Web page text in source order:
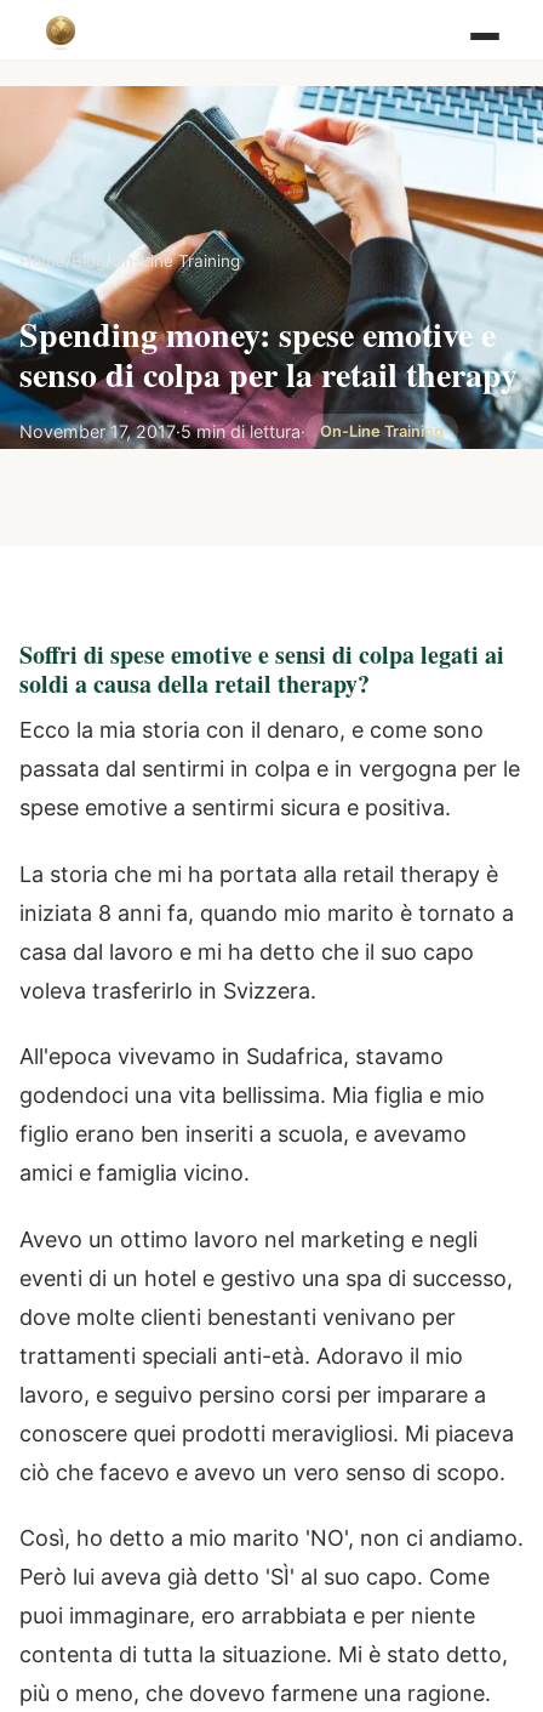
Home Blog On-Line Training
Spending money: spese emotive e
senso di colpa per la retail therapy
November 17, 2017·5 min di lettura· On-Line Training
Soffri di spese emotive e sensi di colpa legati ai
soldi a causa della retail therapy?
Ecco la mia storia con il denaro, e come sono
passata dal sentirmi in colpa e in vergogna per le
spese emotive a sentirmi sicura e positiva.
La storia che mi ha portata alla retail therapy è
iniziata 8 anni fa, quando mio marito è tornato a
casa dal lavoro e mi ha detto che il suo capo
voleva trasferirlo in Svizzera.
All'epoca vivevamo in Sudafrica, stavamo
godendoci una vita bellissima. Mia figlia e mio
figlio erano ben inseriti a scuola, e avevamo
amici e famiglia vicino.
Avevo un ottimo lavoro nel marketing e negli
eventi di un hotel e gestivo una spa di successo,
dove molte clienti benestanti venivano per
trattamenti speciali anti-età. Adoravo il mio
lavoro, e seguivo persino corsi per imparare a
conoscere quei prodotti meravigliosi. Mi piaceva
ciò che facevo e avevo un vero senso di scopo.
Così, ho detto a mio marito 'NO', non ci andiamo.
Però lui aveva già detto 'SÌ' al suo capo. Come
puoi immaginare, ero arrabbiata e per niente
contenta di tutta la situazione. Mi è stato detto,
più o meno, che dovevo farmene una ragione.